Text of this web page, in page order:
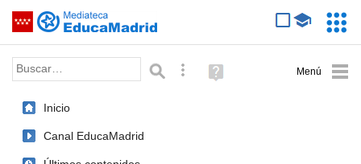
Saltar navegación
Palabra o frase: Búsqueda avanzada
Ayuda
(en
Inicio
Canal EducaMadrid